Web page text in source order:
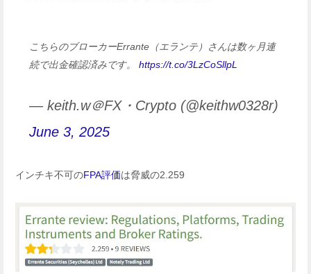
こちらのブローカーErrante（エランテ）さんは数ヶ月連
続で出金確認済みです。https://t.co/3LzCoSllpL
— keith.w＠FX・Crypto (@keithw0328r)
June 3, 2025
インチキ不可のFPA評価は脅威の2.259